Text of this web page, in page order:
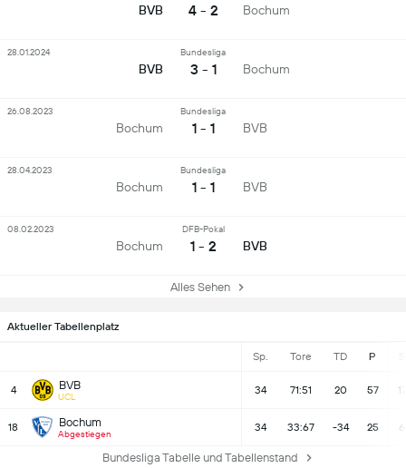
Aktueller Tabellenplatz
Sp. Tore TD P
4 BVB
UCL
34 71:51 20 57 17
18 Bochum
Abgestiegen
34 33:67 -34 25 6
Bundesliga Tabelle und Tabellenstand
BVB 4 - 2 Bochum
BVB
Bundesliga
3 - 1 Bochum
28.01.2024
Bochum
Bundesliga
1 - 1 BVB
26.08.2023
Bochum
Bundesliga
1 - 1 BVB
28.04.2023
Bochum
DFB-Pokal
1 - 2 BVB
08.02.2023
Alles Sehen